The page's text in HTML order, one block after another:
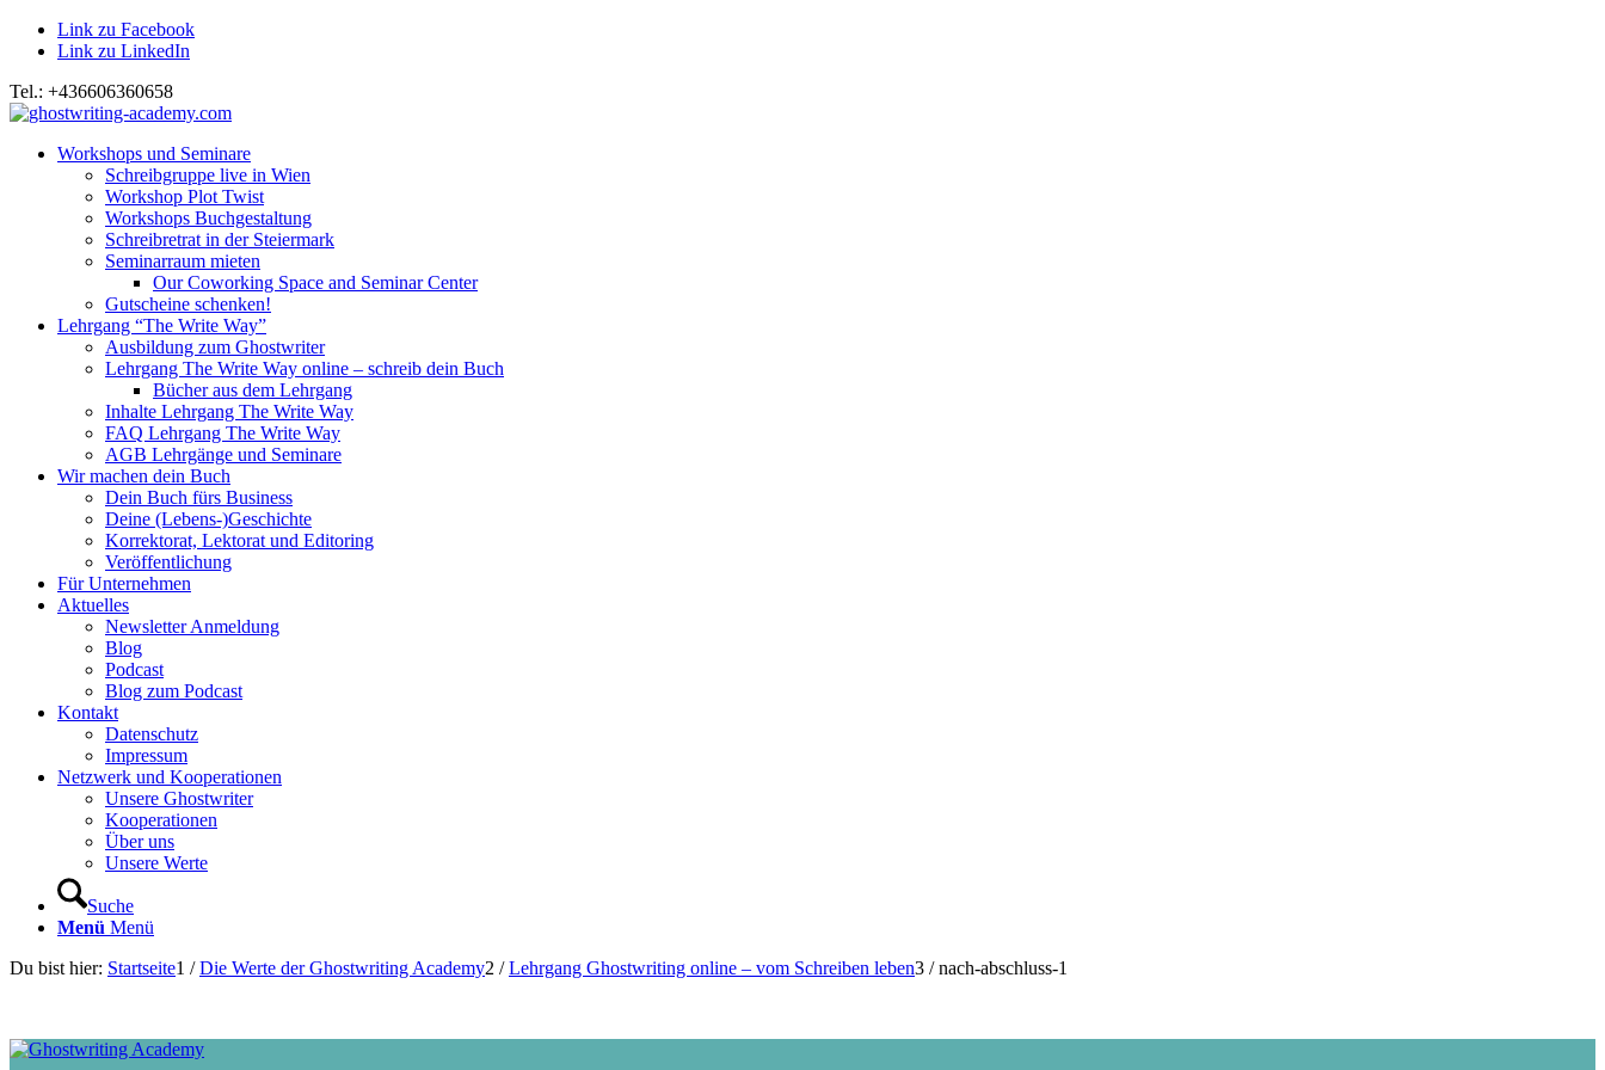
Link zu Facebook
Link zu LinkedIn
Tel.: +436606360658
Workshops und Seminare
Schreibgruppe live in Wien
Workshop Plot Twist
Workshops Buchgestaltung
Schreibretrat in der Steiermark
Seminarraum mieten
Our Coworking Space and Seminar Center
Gutscheine schenken!
Lehrgang “The Write Way”
Ausbildung zum Ghostwriter
Lehrgang The Write Way online – schreib dein Buch
Bücher aus dem Lehrgang
Inhalte Lehrgang The Write Way
FAQ Lehrgang The Write Way
AGB Lehrgänge und Seminare
Wir machen dein Buch
Dein Buch fürs Business
Deine (Lebens-)Geschichte
Korrektorat, Lektorat und Editoring
Veröffentlichung
Für Unternehmen
Aktuelles
Newsletter Anmeldung
Blog
Podcast
Blog zum Podcast
Kontakt
Datenschutz
Impressum
Netzwerk und Kooperationen
Unsere Ghostwriter
Kooperationen
Über uns
Unsere Werte
Suche
Menü Menü
Du bist hier: Startseite1 / Die Werte der Ghostwriting Academy2 / Lehrgang Ghostwriting online – vom Schreiben leben3 / nach-abschluss-1